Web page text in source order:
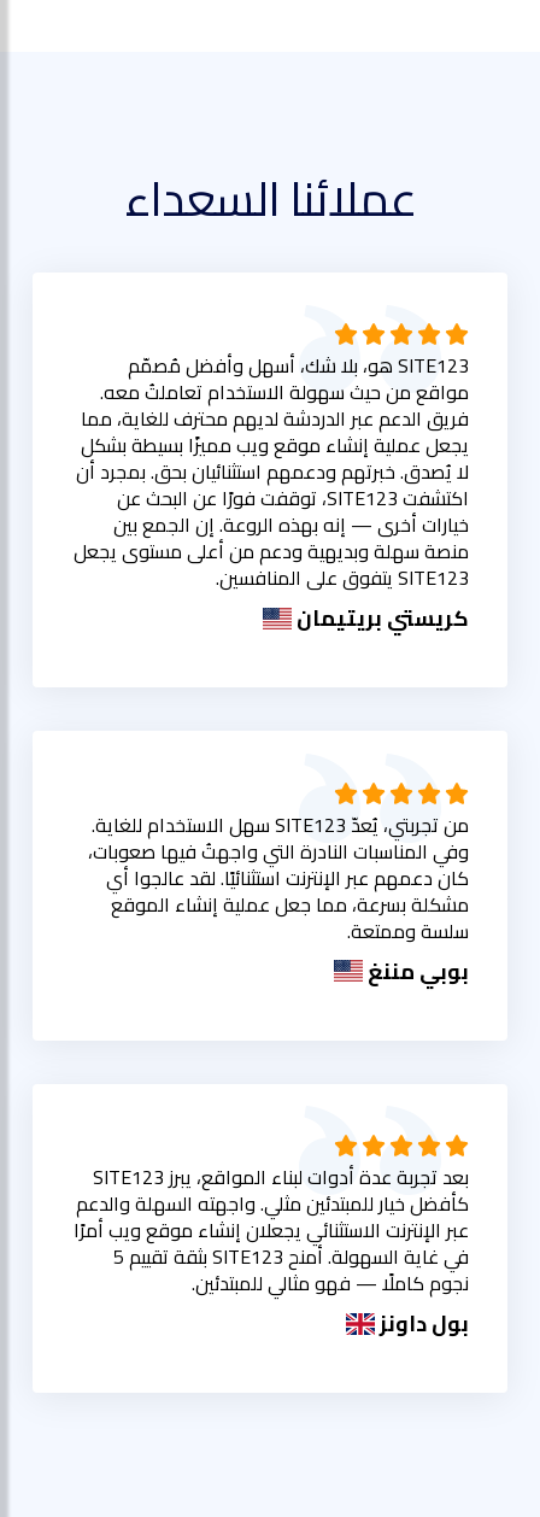
عملائنا السعداء
SITE123 هو، بلا شك، أسهل وأفضل مُصمّم
مواقع من حيث سهولة الاستخدام تعاملتُ معه.
فريق الدعم عبر الدردشة لديهم محترف للغاية، مما
يجعل عملية إنشاء موقع ويب مميزًا بسيطة بشكل
لا يُصدق. خبرتهم ودعمهم استثنائيان بحق. بمجرد أن
اكتشفت SITE123، توقفت فورًا عن البحث عن
خيارات أخرى — إنه بهذه الروعة. إن الجمع بين
منصة سهلة وبديهية ودعم من أعلى مستوى يجعل
SITE123 يتفوق على المنافسين.
كريستي بريتيمان
من تجربتي، يُعدّ SITE123 سهل الاستخدام للغاية.
وفي المناسبات النادرة التي واجهتُ فيها صعوبات،
كان دعمهم عبر الإنترنت استثنائيًا. لقد عالجوا أي
مشكلة بسرعة، مما جعل عملية إنشاء الموقع
سلسة وممتعة.
بوبي مننغ
بعد تجربة عدة أدوات لبناء المواقع، يبرز SITE123
كأفضل خيار للمبتدئين مثلي. واجهته السهلة والدعم
عبر الإنترنت الاستثنائي يجعلان إنشاء موقع ويب أمرًا
في غاية السهولة. أمنح SITE123 بثقة تقييم 5
نجوم كاملًا — فهو مثالي للمبتدئين.
بول داونز